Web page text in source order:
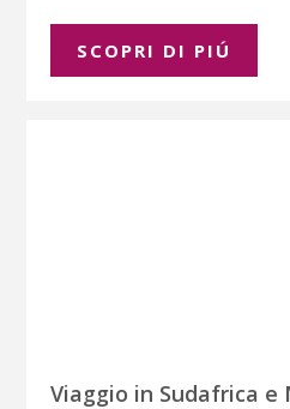
SCOPRI DI PIÚ
Viaggio in Sudafrica e